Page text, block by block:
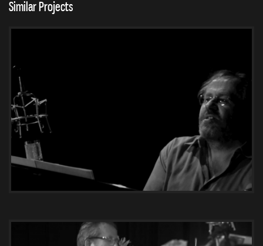
Similar Projects